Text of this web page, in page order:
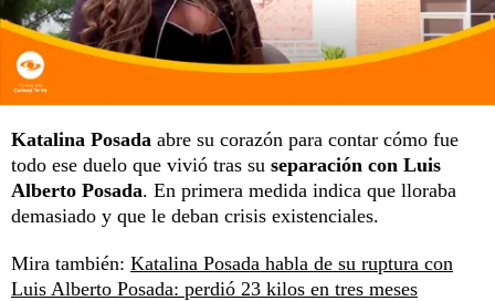
Katalina Posada abre su corazón para contar cómo fue
todo ese duelo que vivió tras su separación con Luis
Alberto Posada. En primera medida indica que lloraba
demasiado y que le deban crisis existenciales.
Mira también: Katalina Posada habla de su ruptura con
Luis Alberto Posada: perdió 23 kilos en tres meses